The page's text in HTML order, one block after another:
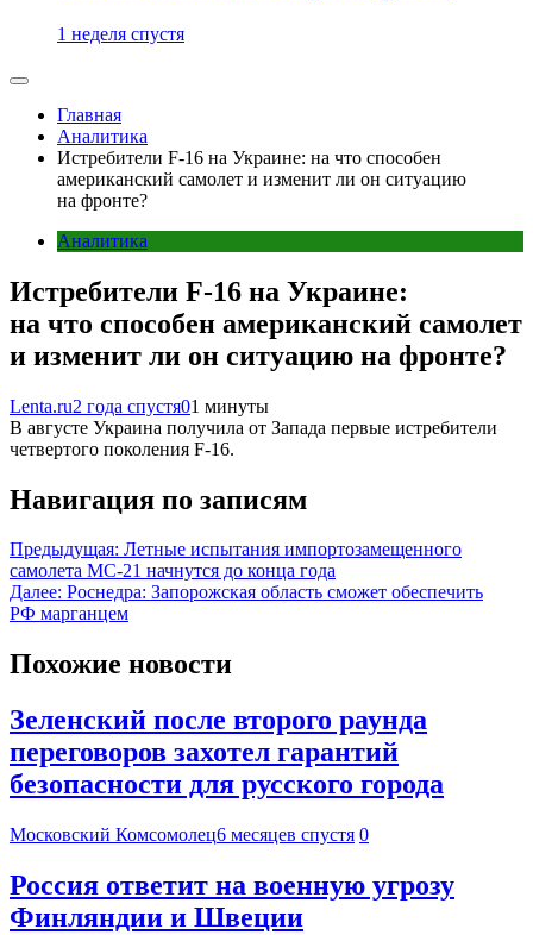
1 неделя спустя
Главная
Аналитика
Истребители F-16 на Украине: на что способен
американский самолет и изменит ли он ситуацию
на фронте?
Аналитика
Истребители F-16 на Украине:
на что способен американский самолет
и изменит ли он ситуацию на фронте?
Lenta.ru2 года спустя01 минуты
В августе Украина получила от Запада первые истребители
четвертого поколения F-16.
Навигация по записям
Предыдущая: Летные испытания импортозамещенного
самолета МС-21 начнутся до конца года
Далее: Роснедра: Запорожская область сможет обеспечить
РФ марганцем
Похожие новости
Зеленский после второго раунда
переговоров захотел гарантий
безопасности для русского города
Московский Комсомолец6 месяцев спустя 0
Россия ответит на военную угрозу
Финляндии и Швеции